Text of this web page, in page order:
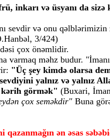
inkarı və üsyanı da
sevdir və onu
3/424)
çox önəmlidir.
varmaq məhz budur.
"Üç şey kimdə olarsa
yalnız və yalnız
kərih görmək" (Buxari,
çox seməkdir" Buna
qazanmağın ən əsas